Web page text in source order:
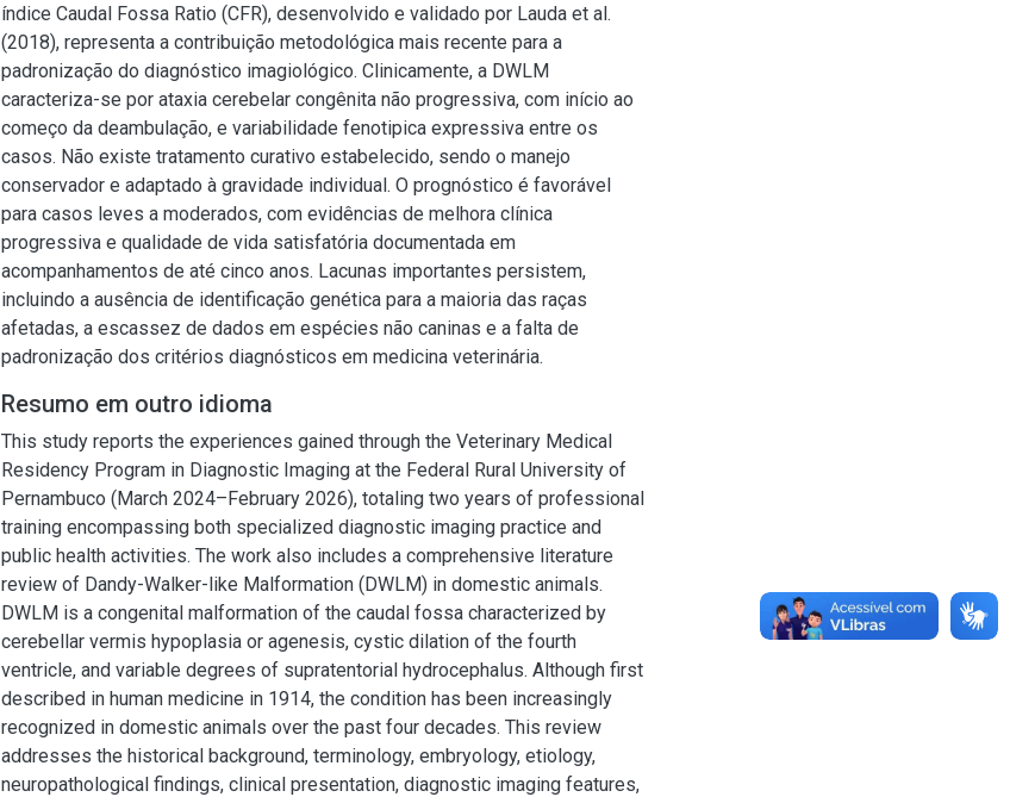
índice Caudal Fossa Ratio (CFR), desenvolvido e validado por Lauda et al.
(2018), representa a contribuição metodológica mais recente para a
padronização do diagnóstico imagiológico. Clinicamente, a DWLM
caracteriza-se por ataxia cerebelar congênita não progressiva, com início ao
começo da deambulação, e variabilidade fenotipica expressiva entre os
casos. Não existe tratamento curativo estabelecido, sendo o manejo
conservador e adaptado à gravidade individual. O prognóstico é favorável
para casos leves a moderados, com evidências de melhora clínica
progressiva e qualidade de vida satisfatória documentada em
acompanhamentos de até cinco anos. Lacunas importantes persistem,
incluindo a ausência de identificação genética para a maioria das raças
afetadas, a escassez de dados em espécies não caninas e a falta de
padronização dos critérios diagnósticos em medicina veterinária.
Resumo em outro idioma
This study reports the experiences gained through the Veterinary Medical
Residency Program in Diagnostic Imaging at the Federal Rural University of
Pernambuco (March 2024–February 2026), totaling two years of professional
training encompassing both specialized diagnostic imaging practice and
public health activities. The work also includes a comprehensive literature
review of Dandy-Walker-like Malformation (DWLM) in domestic animals.
DWLM is a congenital malformation of the caudal fossa characterized by
cerebellar vermis hypoplasia or agenesis, cystic dilation of the fourth
ventricle, and variable degrees of supratentorial hydrocephalus. Although first
described in human medicine in 1914, the condition has been increasingly
recognized in domestic animals over the past four decades. This review
addresses the historical background, terminology, embryology, etiology,
neuropathological findings, clinical presentation, diagnostic imaging features,